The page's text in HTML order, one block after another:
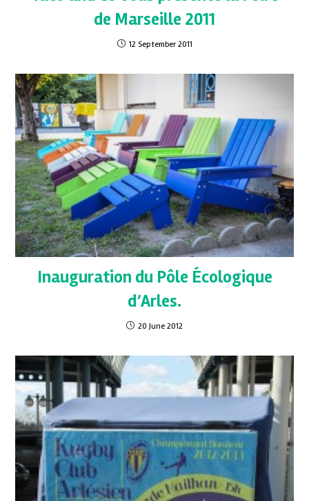
de Marseille 2011
12 September 2011
Inauguration du Pôle Écologique
d’Arles.
20 June 2012